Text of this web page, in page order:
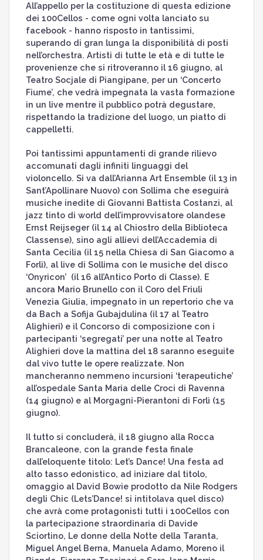
All’appello per la costituzione di questa edizione
dei 100Cellos - come ogni volta lanciato su
facebook - hanno risposto in tantissimi,
superando di gran lunga la disponibilità di posti
nell’orchestra. Artisti di tutte le età e di tutte le
provenienze che si ritroveranno il 16 giugno, al
Teatro Socjale di Piangipane, per un ‘Concerto
Fiume’, che vedrà impegnata la vasta formazione
in un live mentre il pubblico potrà degustare,
rispettando la tradizione del luogo, un piatto di
cappelletti.
Poi tantissimi appuntamenti di grande rilievo
accomunati dagli infiniti linguaggi del
violoncello. Si va dall’Arianna Art Ensemble (il 13 in
Sant’Apollinare Nuovo) con Sollima che eseguirà
musiche inedite di Giovanni Battista Costanzi, al
jazz tinto di world dell’improvvisatore olandese
Ernst Reijseger (il 14 al Chiostro della Biblioteca
Classense), sino agli allievi dell’Accademia di
Santa Cecilia (il 15 nella Chiesa di San Giacomo a
Forlì), al live di Sollima con le musiche del disco
‘Onyricon’ (il 16 all’Antico Porto di Classe). E
ancora Mario Brunello con il Coro del Friuli
Venezia Giulia, impegnato in un repertorio che va
da Bach a Sofija Gubajdulina (il 17 al Teatro
Alighieri) e il Concorso di composizione con i
partecipanti ‘segregati’ per una notte al Teatro
Alighieri dove la mattina del 18 saranno eseguite
dal vivo tutte le opere realizzate. Non
mancheranno nemmeno incursioni ‘terapeutiche’
all’ospedale Santa Maria delle Croci di Ravenna
(14 giugno) e al Morgagni-Pierantoni di Forlì (15
giugno).
Il tutto si concluderà, il 18 giugno alla Rocca
Brancaleone, con la grande festa finale
dall’eloquente titolo: Let’s Dance! Una festa ad
alto tasso edonistico, ad iniziare dal titolo,
omaggio al David Bowie prodotto da Nile Rodgers
degli Chic (Lets’Dance! si intitolava quel disco)
che avrà come protagonisti tutti i 100Cellos con
la partecipazione straordinaria di Davide
Sciortino, Le donne della Notte della Taranta,
Miguel Angel Berna, Manuela Adamo, Moreno il